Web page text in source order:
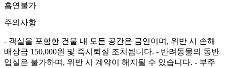
흡연불가
주의사항
- 객실을 포함한 건물 내 모든 공간은 금연이며, 위반 시 손해
배상금 150,000원 및 즉시퇴실 조치됩니다. - 반려동물의 동반
입실은 불가하며, 위반 시 계약이 해지될 수 있습니다. - 부주